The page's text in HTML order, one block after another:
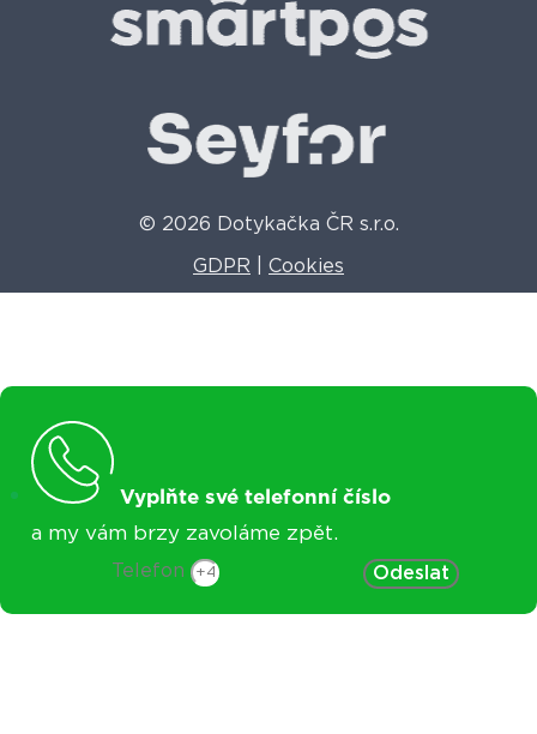
© 2026 Dotykačka ČR s.r.o.
GDPR Cookies
Vyplňte své telefonní číslo
a my vám brzy zavoláme zpět.
Telefon Odeslat